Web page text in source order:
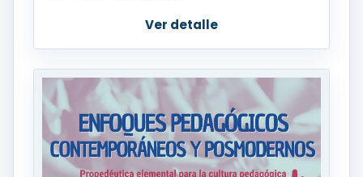
Ver detalle